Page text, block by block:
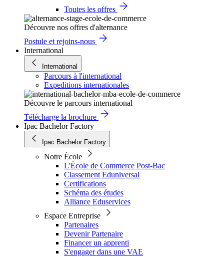
Toutes les offres
Découvre nos offres d'alternance
Postule et rejoins-nous
International
International
Parcours à l'international
Expeditions internationales
Découvre le parcours international
Télécharge la brochure
Ipac Bachelor Factory
Ipac Bachelor Factory
Notre École
L'École de Commerce Post-Bac
Classement Eduniversal
Certifications
Schéma des études
Alliance Eduservices
Espace Entreprise
Partenaires
Devenir Partenaire
Financer un apprenti
S'engager dans une VAE